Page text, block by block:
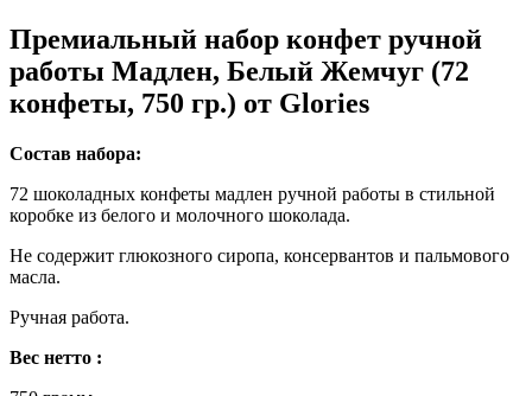
Премиальный набор конфет ручной
работы Мадлен, Белый Жемчуг (72
конфеты, 750 гр.) от Glories
Состав набора:
72 шоколадных конфеты мадлен ручной работы в стильной
коробке из белого и молочного шоколада.
Не содержит глюкозного сиропа, консервантов и пальмового
масла.
Ручная работа.
Вес нетто :